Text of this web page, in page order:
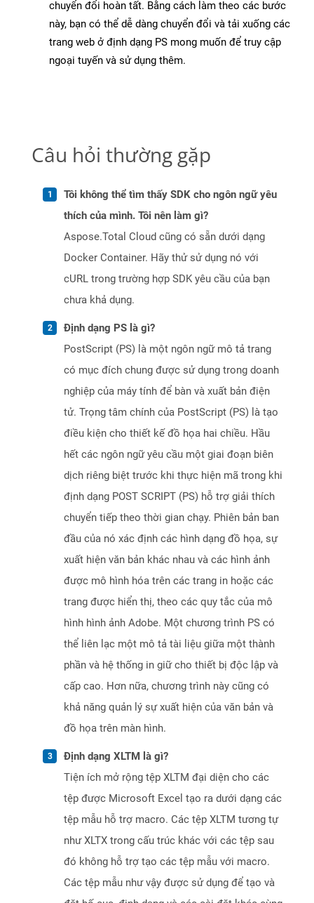
chuyển đổi hoàn tất. Bằng cách làm theo các bước
này, bạn có thể dễ dàng chuyển đổi và tải xuống các
trang web ở định dạng PS mong muốn để truy cập
ngoại tuyến và sử dụng thêm.
Câu hỏi thường gặp
Tôi không thể tìm thấy SDK cho ngôn ngữ yêu
thích của mình. Tôi nên làm gì?
Aspose.Total Cloud cũng có sẵn dưới dạng
Docker Container. Hãy thử sử dụng nó với
cURL trong trường hợp SDK yêu cầu của bạn
chưa khả dụng.
Định dạng PS là gì?
PostScript (PS) là một ngôn ngữ mô tả trang
có mục đích chung được sử dụng trong doanh
nghiệp của máy tính để bàn và xuất bản điện
tử. Trọng tâm chính của PostScript (PS) là tạo
điều kiện cho thiết kế đồ họa hai chiều. Hầu
hết các ngôn ngữ yêu cầu một giai đoạn biên
dịch riêng biệt trước khi thực hiện mã trong khi
định dạng POST SCRIPT (PS) hỗ trợ giải thích
chuyển tiếp theo thời gian chạy. Phiên bản ban
đầu của nó xác định các hình dạng đồ họa, sự
xuất hiện văn bản khác nhau và các hình ảnh
được mô hình hóa trên các trang in hoặc các
trang được hiển thị, theo các quy tắc của mô
hình hình ảnh Adobe. Một chương trình PS có
thể liên lạc một mô tả tài liệu giữa một thành
phần và hệ thống in giữ cho thiết bị độc lập và
cấp cao. Hơn nữa, chương trình này cũng có
khả năng quản lý sự xuất hiện của văn bản và
đồ họa trên màn hình.
Định dạng XLTM là gì?
Tiện ích mở rộng tệp XLTM đại diện cho các
tệp được Microsoft Excel tạo ra dưới dạng các
tệp mẫu hỗ trợ macro. Các tệp XLTM tương tự
như XLTX trong cấu trúc khác với các tệp sau
đó không hỗ trợ tạo các tệp mẫu với macro.
Các tệp mẫu như vậy được sử dụng để tạo và